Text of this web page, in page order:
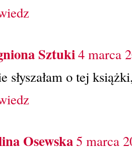
Sztuki4 marca
słyszałam o tej
Osewska5 marca